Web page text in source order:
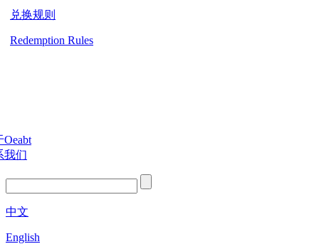
兑换规则
Redemption Rules
Oeabt
我们
中文
English